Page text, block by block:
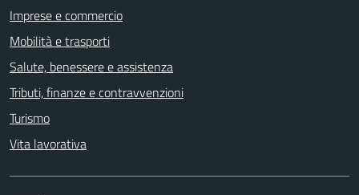
Imprese e commercio
Mobilità e trasporti
Salute, benessere e assistenza
Tributi, finanze e contravvenzioni
Turismo
Vita lavorativa